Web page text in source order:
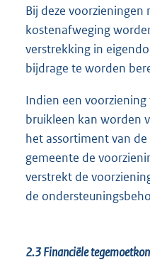
Bij deze voorzieningen
kostenafweging
verstrekking in
bijdrage te worden
Indien een
bruikleen kan worden
het assortiment van
gemeente de
verstrekt de
de
2.3 Financiële